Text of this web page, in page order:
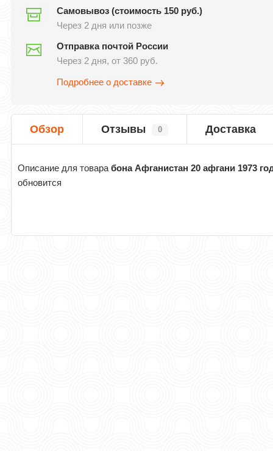
Самовывоз (стоимость 150 руб.)
Через 2 дня или позже
Отправка почтой России
Через 2 дня, от 360 руб.
Подробнее о доставке
Обзор Отзывы 0 Доставка
Описание для товарабона Афганистан 20 афгани 1973
обновится